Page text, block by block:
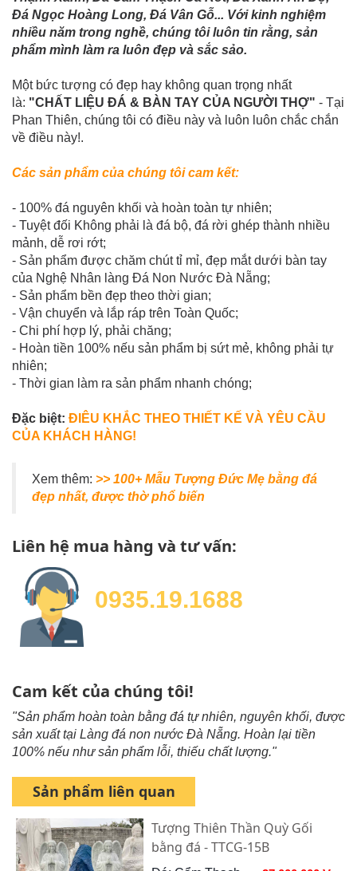
Đá Ngọc Hoàng Long, Đá Vân Gỗ... Với kinh nghiệm
nhiều năm trong nghề, chúng tôi luôn tin rằng, sản
phẩm mình làm ra luôn đẹp và sắc sảo.
Một bức tượng có đẹp hay không quan trọng nhất
là: "CHẤT LIỆU ĐÁ & BÀN TAY CỦA NGƯỜI THỢ" - Tại
Phan Thiên, chúng tôi có điều này và luôn luôn chắc chắn
về điều này!.
Các sản phẩm của chúng tôi cam kết:
- 100% đá nguyên khối và hoàn toàn tự nhiên;
- Tuyệt đối Không phải là đá bộ, đá rời ghép thành nhiều
mảnh, dễ rơi rớt;
- Sản phẩm được chăm chút tỉ mỉ, đẹp mắt dưới bàn tay
của Nghệ Nhân làng Đá Non Nước Đà Nẵng;
- Sản phẩm bền đẹp theo thời gian;
- Vận chuyển và lắp ráp trên Toàn Quốc;
- Chi phí hợp lý, phải chăng;
- Hoàn tiền 100% nếu sản phẩm bị sứt mẻ, không phải tự
nhiên;
- Thời gian làm ra sản phẩm nhanh chóng;
Đặc biệt: ĐIÊU KHẮC THEO THIẾT KẾ VÀ YÊU CẦU
CỦA KHÁCH HÀNG!
Xem thêm: >> 100+ Mẫu Tượng Đức Mẹ bằng đá
đẹp nhất, được thờ phổ biến
Liên hệ mua hàng và tư vấn:
0935.19.1688
Cam kết của chúng tôi!
"Sản phẩm hoàn toàn bằng đá tự nhiên, nguyên khối, được
sản xuất tại Làng đá non nước Đà Nẵng. Hoàn lại tiền
100% nếu như sản phẩm lỗi, thiếu chất lượng."
Sản phẩm liên quan
Tượng Thiên Thần Quỳ Gối
bằng đá - TTCG-15B